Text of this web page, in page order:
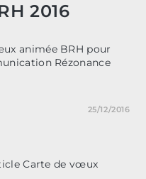
2016
animée BRH pour
Rézonance
25/12/2016